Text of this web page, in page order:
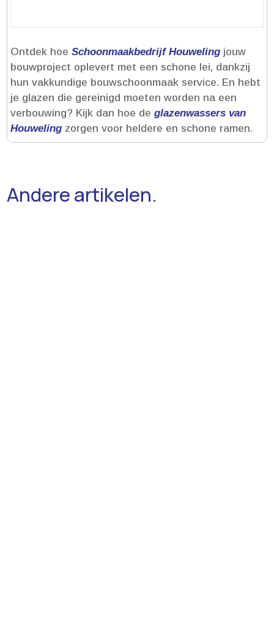
Ontdek hoeSchoonmaakbedrijf Houweling jouw
bouwproject oplevert met een schone lei, dankzij
hun vakkundige bouwschoonmaak service.​ En hebt
je glazen die gereinigd moeten worden na een
verbouwing? Kijk dan hoe deglazenwassers van
Houweling zorgen voor heldere en schone ramen.​
Andere artikelen.